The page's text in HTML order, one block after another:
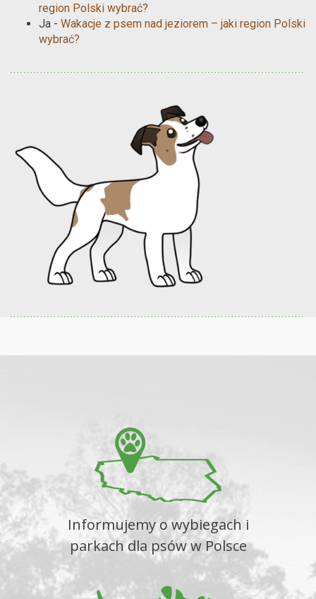
region Polski wybrać?
Ja - Wakacje z psem nad jeziorem – jaki region Polski
wybrać?
Informujemy o wybiegach i
parkach dla psów w Polsce